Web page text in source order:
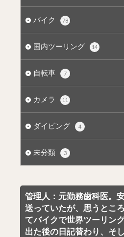
バイク 78
国内ツーリング 14
自転車 7
カメラ 11
ダイビング 4
未分類 3
管理人：元勤務歯科医。
送っていたが、思うとこ
てバイクで世界ツーリン
出た後の日記替わり、そ